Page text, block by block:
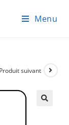
Menu
Produit suivant